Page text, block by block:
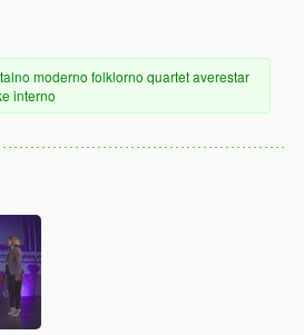
moderno folklorno quartetaverestar
interno